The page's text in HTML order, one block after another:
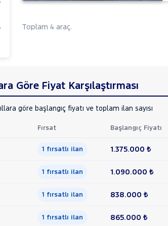
Toplam 4 araç.
Göre Fiyat Karşılaştırması
göre başlangıç fiyatı ve toplam ilan sayısı
Fırsat Başlangıç Fiyatı
1 fırsatlı ilan 1.375.000 ₺
1 fırsatlı ilan 1.090.000 ₺
1 fırsatlı ilan 838.000 ₺
1 fırsatlı ilan 865.000 ₺